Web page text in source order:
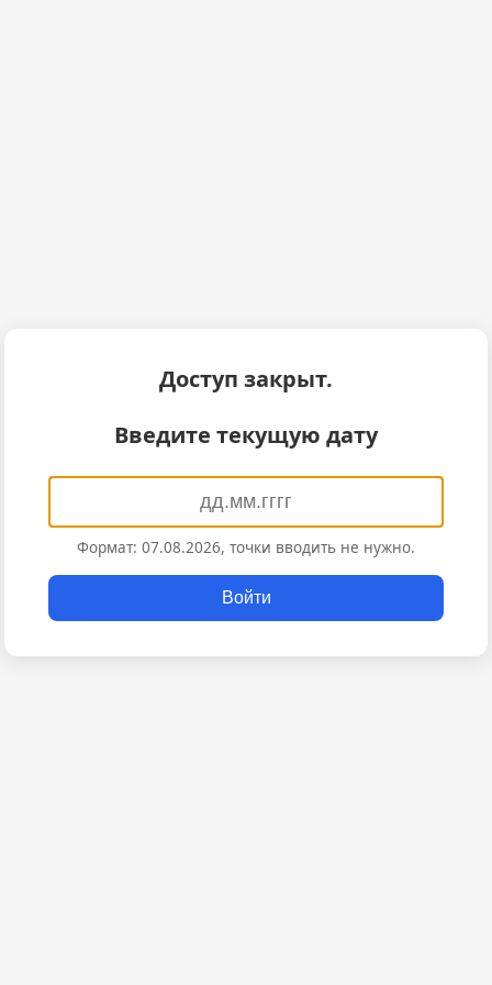
Доступ закрыт.
Введите текущую дату
Формат: 07.08.2026, точки вводить не нужно.
Войти